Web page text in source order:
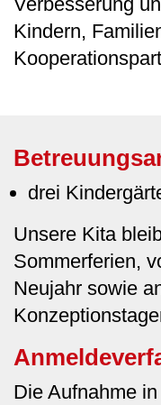
Kindern,
drei
Unsere Kita
Sommerferien,
Neujahr sowie
Die Aufnahme